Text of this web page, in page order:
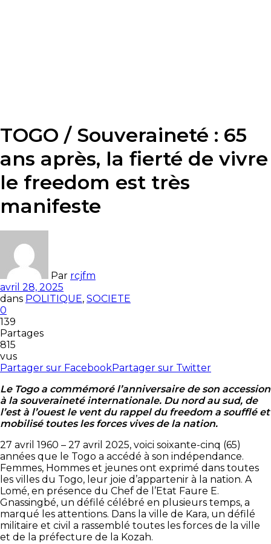
TOGO / Souveraineté : 65
ans après, la fierté de vivre
le freedom est très
manifeste
Par rcjfm
avril 28, 2025
dans POLITIQUE, SOCIETE
0
139
Partages
815
vus
Partager sur FacebookPartager sur Twitter
Le Togo a commémoré l’anniversaire de son accession
à la souveraineté internationale. Du nord au sud, de
l’est à l’ouest le vent du rappel du freedom a soufflé et
mobilisé toutes les forces vives de la nation.
27 avril 1960 – 27 avril 2025, voici soixante-cinq (65)
années que le Togo a accédé à son indépendance.
Femmes, Hommes et jeunes ont exprimé dans toutes
les villes du Togo, leur joie d’appartenir à la nation. A
Lomé, en présence du Chef de l’Etat Faure E.
Gnassingbé, un défilé célébré en plusieurs temps, a
marqué les attentions. Dans la ville de Kara, un défilé
militaire et civil a rassemblé toutes les forces de la ville
et de la préfecture de la Kozah.